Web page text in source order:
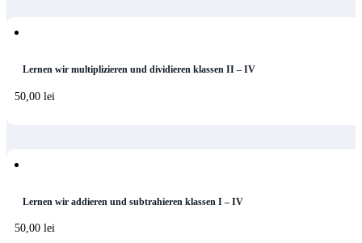
Lernen wir multiplizieren und dividieren klassen II – IV
50,00 lei
Lernen wir addieren und subtrahieren klassen I – IV
50,00 lei